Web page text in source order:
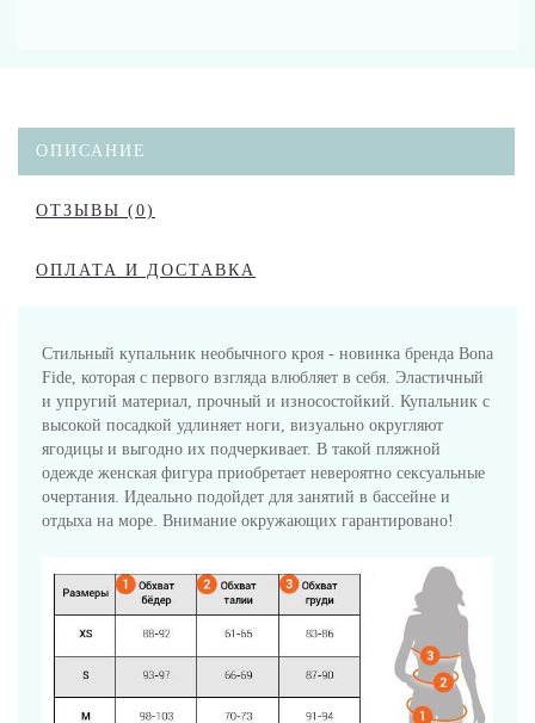
ОПИСАНИЕ
ОТЗЫВЫ (0)
ОПЛАТА И ДОСТАВКА
Стильный купальник необычного кроя - новинка бренда Bona
Fide, которая с первого взгляда влюбляет в себя. Эластичный
и упругий материал, прочный и износостойкий. Купальник с
высокой посадкой удлиняет ноги, визуально округляют
ягодицы и выгодно их подчеркивает. В такой пляжной
одежде женская фигура приобретает невероятно сексуальные
очертания. Идеально подойдет для занятий в бассейне и
отдыха на море. Внимание окружающих гарантировано!